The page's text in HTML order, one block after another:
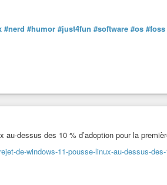
#nerd #humor #just4fun #software #os #foss
dessus des 10 % d’adoption pour la
de-windows-11-pousse-linux-au-dessus-